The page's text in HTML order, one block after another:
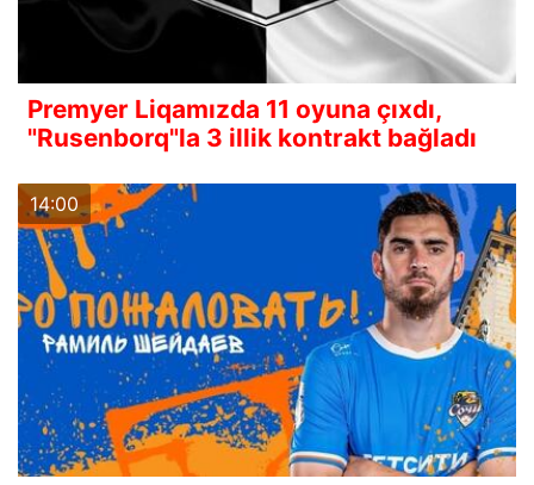
Premyer Liqamızda 11 oyuna çıxdı,
"Rusenborq"la 3 illik kontrakt bağladı
14:00